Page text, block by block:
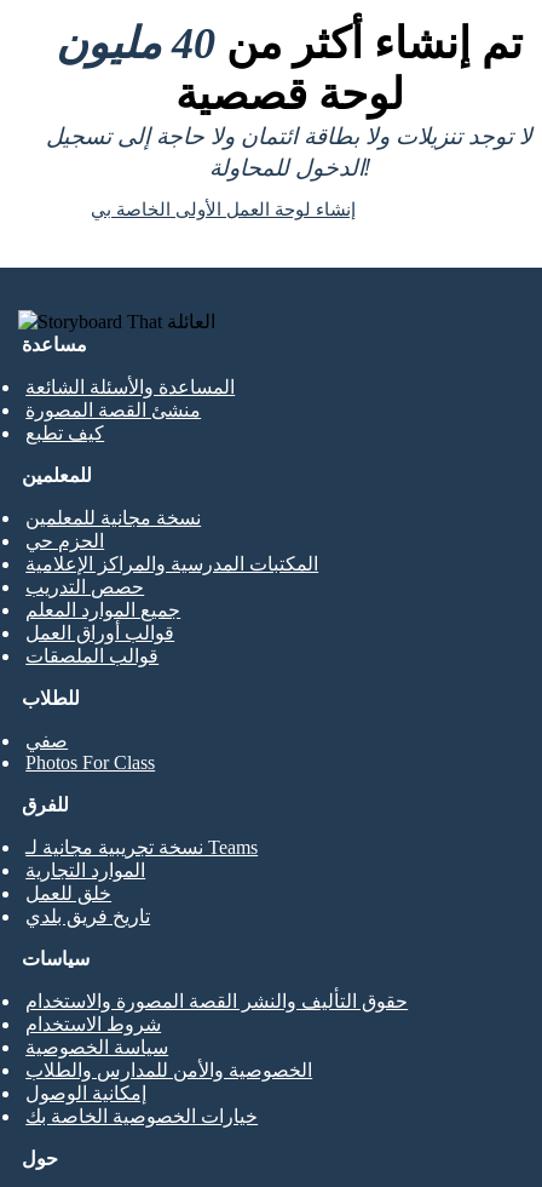
تم إنشاء أكثر من 40 مليون
لوحة قصصية
لا توجد تنزيلات ولا بطاقة ائتمان ولا حاجة إلى تسجيل
الدخول للمحاولة!
إنشاء لوحة العمل الأولى الخاصة بي
مساعدة
المساعدة والأسئلة الشائعة
منشئ القصة المصورة
كيف تطبع
للطلاب
صفي
Photos For Class
للمعلمين
نسخة مجانية للمعلمين
الحزم حي
المكتبات المدرسية والمراكز الإعلامية
حصص التدريب
جميع الموارد المعلم
قوالب أوراق العمل
قوالب الملصقات
للفرق
نسخة تجريبية مجانية لـ Teams
الموارد التجارية
خلق للعمل
تاريخ فريق بلدي
حول
سياسات
حقوق التأليف والنشر القصة المصورة والاستخدام
شروط الاستخدام
سياسة الخصوصية
الخصوصية والأمن للمدارس والطلاب
إمكانية الوصول
خيارات الخصوصية الخاصة بك